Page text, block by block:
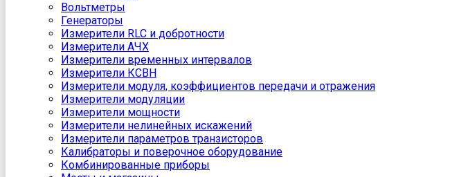
Вольтметры
Генераторы
Измерители RLC и добротности
Измерители АЧХ
Измерители временных интервалов
Измерители КСВН
Измерители модуля, коэффициентов передачи и отражения
Измерители модуляции
Измерители мощности
Измерители нелинейных искажений
Измерители параметров транзисторов
Калибраторы и поверочное оборудование
Комбинированные приборы